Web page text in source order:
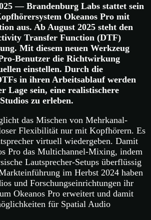
— Brandenburg Labs stattet sein
Okeanos Pro mit
aus. Ab August 2025 steht den
Transfer Function (DTF)
Mit diesem neuen Werkzeug
Benutzer die Richtwirkung
einstellen. Durch die
in ihren Arbeitsablauf werden
Lage sein, eine realistischere
zu erleben.
das Mischen von Mehrkanal-
Flexibilität nur mit Kopfhörern. Es
virtuell wiedergeben. Damit
Pro das Multichannel-Mixing, indem
Lautsprecher-Setups überflüssig
im Herbst 2024 haben
und Forschungseinrichtungen ihr
Okeanos Pro erweitert und damit
für Spatial Audio